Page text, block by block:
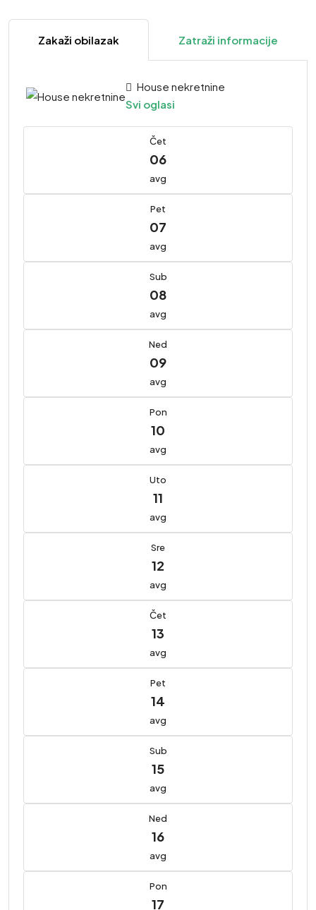
Zakaži obilazak Zatraži informacije
House nekretnine
Svi oglasi
Čet
06
avg
Pet
07
avg
Sub
08
avg
Ned
09
avg
Pon
10
avg
Uto
11
avg
Sre
12
avg
Čet
13
avg
Pet
14
avg
Sub
15
avg
Ned
16
avg
Pon
17